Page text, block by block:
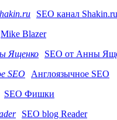
SEO канал Shakin.ru
Mike Blazer
SEO от Анны
Англоязычное SEO
SEO Фишки
SEO blog Reader